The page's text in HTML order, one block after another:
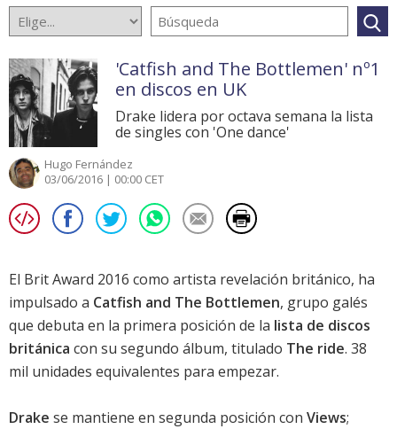
'Catfish and The Bottlemen' nº1
en discos en UK
Drake lidera por octava semana la lista
de singles con 'One dance'
Hugo Fernández
03/06/2016 | 00:00 CET
El Brit Award 2016 como artista revelación británico, ha
impulsado a Catfish and The Bottlemen, grupo galés
que debuta en la primera posición de la lista de discos
británica con su segundo álbum, titulado The ride. 38
mil unidades equivalentes para empezar.
Drake se mantiene en segunda posición con Views;